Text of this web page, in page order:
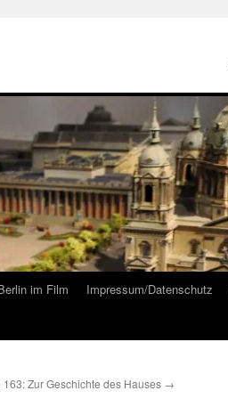
im Film Impressum/Datenschutz
163: Zur Geschichte des Hauses →